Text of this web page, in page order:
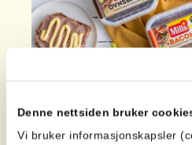
Denne nettsiden bruker
Vi bruker informasjonskapsler